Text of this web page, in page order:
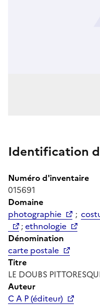
Identification
Numéro d'inventaire
015691
Domaine
photographie
;
;ethnologie
Dénomination
carte postale
Titre
LE DOUBS
Auteur
C A P (éditeur)